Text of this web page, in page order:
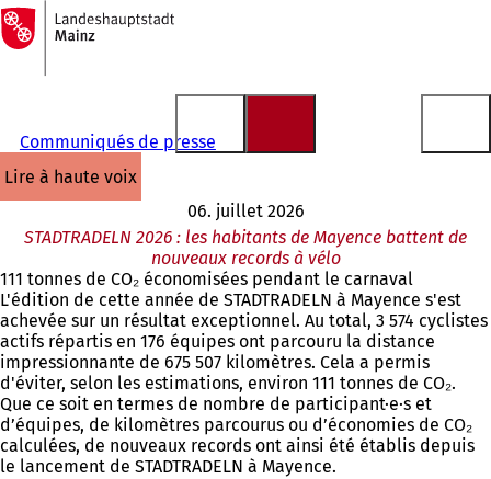
Accéder au contenu
Vers
la
page
d'accueil
Communiqués de presse
lire à haute voix
06. juillet 2026
STADTRADELN 2026 : les habitants de Mayence battent de
nouveaux records à vélo
111 tonnes de CO₂ économisées pendant le carnaval
L'édition de cette année de STADTRADELN à Mayence s'est
achevée sur un résultat exceptionnel. Au total, 3 574 cyclistes
actifs répartis en 176 équipes ont parcouru la distance
impressionnante de 675 507 kilomètres. Cela a permis
d'éviter, selon les estimations, environ 111 tonnes de CO₂.
Que ce soit en termes de nombre de participant·e·s et
d’équipes, de kilomètres parcourus ou d’économies de CO₂
calculées, de nouveaux records ont ainsi été établis depuis
le lancement de STADTRADELN à Mayence.